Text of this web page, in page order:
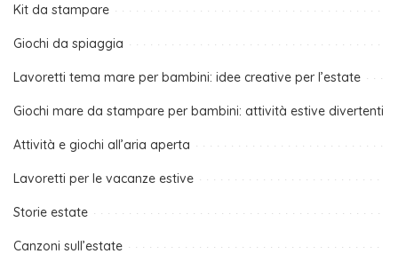
Kit da stampare
Giochi da spiaggia
Lavoretti tema mare per bambini: idee creative per l’estate
Giochi mare da stampare per bambini: attività estive divertenti
Attività e giochi all’aria aperta
Lavoretti per le vacanze estive
Storie estate
Canzoni sull’estate